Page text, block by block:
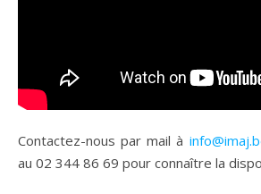
Contactez-nous par mail à
au 02 344 86 69 pour connaître la